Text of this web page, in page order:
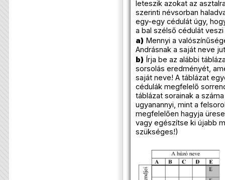
leteszik azokat az
szerinti névsorban
egy-egy cédulát úgy,
a bal szélső cédulát veszi
a) Mennyi a
Andrásnak a saját neve
b) Írja be az alábbi
sorsolás eredményét,
saját neve! A táblázat
cédulák megfelelő
táblázat sorainak a
ugyanannyi, mint a
megfelelően hagyja
vagy egészítse ki újabb
szükséges!)